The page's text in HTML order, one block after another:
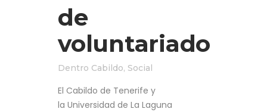
de
voluntariado
Dentro Cabildo, Social
El Cabildo de Tenerife y
la Universidad de La Laguna